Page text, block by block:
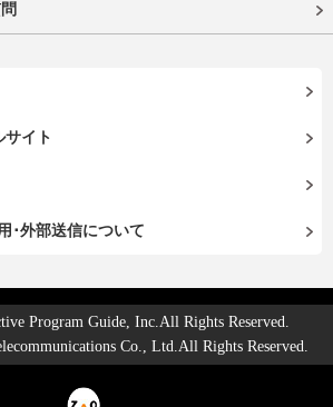
イト
･外部送信について
Program Guide, Inc.All Rights Reserved.
Co., Ltd.All Rights Reserved.